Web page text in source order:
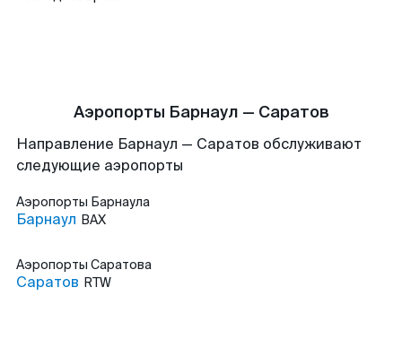
Аэропорты Барнаул — Саратов
Направление Барнаул — Саратов обслуживают
следующие аэропорты
Аэропорты Барнаула
Барнаул BAX
Аэропорты Саратова
Саратов RTW